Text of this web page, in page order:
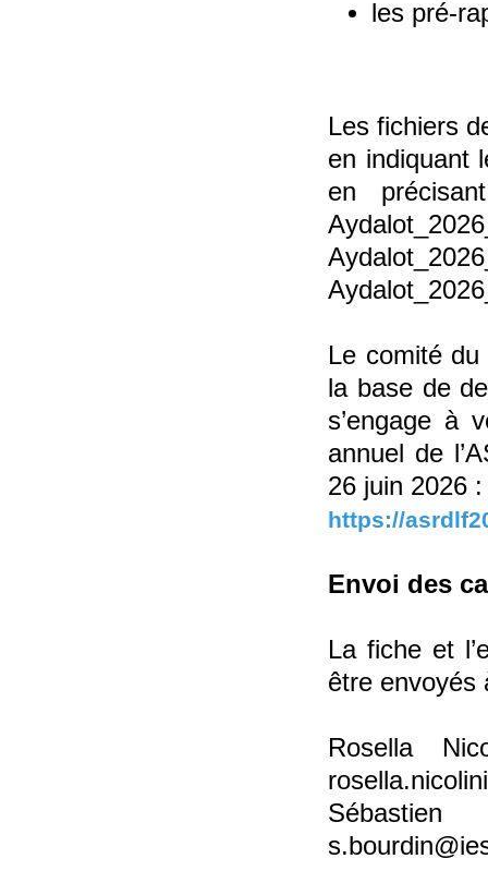
les pré-
Les fichiers
en indiquant
en
Le comité
la base de
s’engage à
annuel de
26 juin 2026 :
https://
Envoi des
La fiche et
être envoyés
Rosella